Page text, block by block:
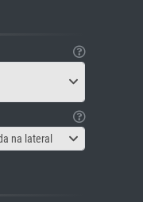
na lateral